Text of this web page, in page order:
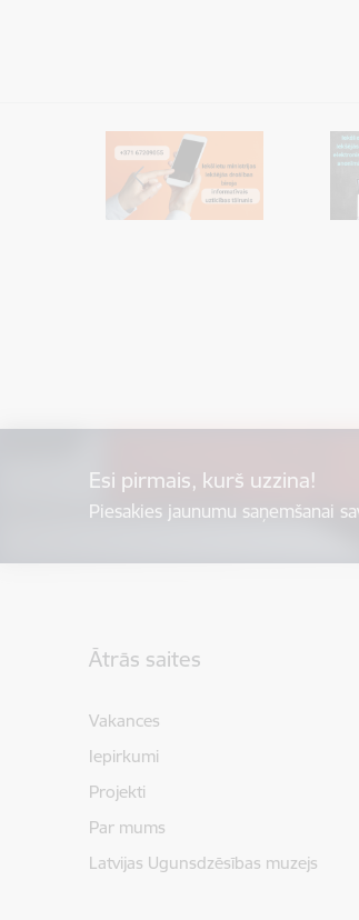
Esi pirmais, kurš uzzina!
Piesakies jaunumu saņemšanai
Ātrās saites
Vakances
Iepirkumi
Projekti
Par mums
Latvijas Ugunsdzēsības muzejs